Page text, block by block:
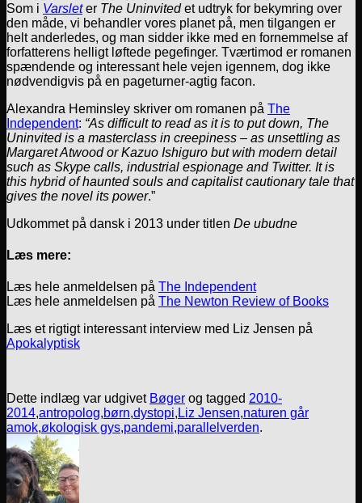
Som i Varsleter The Uninvitedet udtryk for bekymring over
den måde, vi behandler vores planet på, men tilgangen er
helt anderledes, og man sidder ikke med en fornemmelse af
forfatterens helligt løftede pegefinger. Tværtimod er romanen
spændende og interessant hele vejen igennem, dog ikke
nødvendigvis på en pageturner-agtig facon.
Alexandra Heminsley skriver om romanen på The
Independent: “As difficult to read as it is to put down, The
Uninvited is a masterclass in creepiness – as unsettling as
Margaret Atwood or Kazuo Ishiguro but with modern detail
such as Skype calls, industrial espionage and Twitter. It is
this hybrid of haunted souls and capitalist cautionary tale that
gives the novel its power.”
Udkommet på dansk i 2013 under titlen De ubudne
Læs mere:
Læs hele anmeldelsen på The Independent
Læs hele anmeldelsen på The Newton Review of Books
Læs et rigtigt interessant interview med Liz Jensen på
Apokalyptisk
Dette indlæg var udgivet Bøger og tagged 2010-
2014,antropolog,børn,dystopi, Liz Jensen,naturen går
amok,økologisk gys,pandemi,parallelverden.